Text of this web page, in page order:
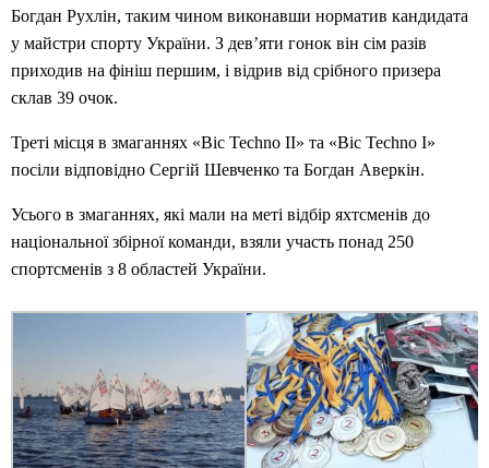
Богдан Рухлін, таким чином виконавши норматив кандидата
у майстри спорту України. З дев’яти гонок він сім разів
приходив на фініш першим, і відрив від срібного призера
склав 39 очок.
Треті місця в змаганнях «Bic Techno ІІ» та «Bic Techno І»
посіли відповідно Сергій Шевченко та Богдан Аверкін.
Усього в змаганнях, які мали на меті відбір яхтсменів до
національної збірної команди, взяли участь понад 250
спортсменів з 8 областей України.